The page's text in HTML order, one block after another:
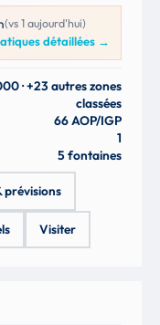
(vs 1 aujourd'hui)
détaillées →
· +23 autres zones
classées
66 AOP/IGP
1
5 fontaines
prévisions
Visiter